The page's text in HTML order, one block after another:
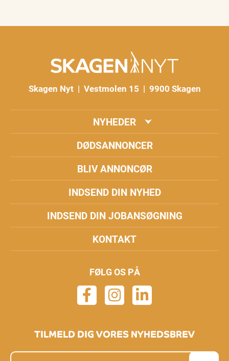
Skagen Nyt | Vestmolen 15 | 9900 Skagen
NYHEDER
DØDSANNONCER
BLIV ANNONCØR
INDSEND DIN NYHED
INDSEND DIN JOBANSØGNING
KONTAKT
FØLG OS PÅ
TILMELD DIG VORES NYHEDSBREV